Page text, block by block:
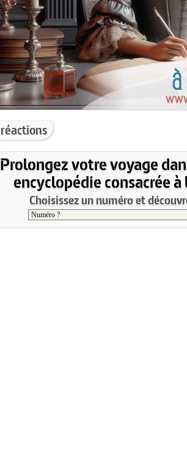
Prolongez votre voyage
encyclopédie consacrée
Choisissez un numéro et